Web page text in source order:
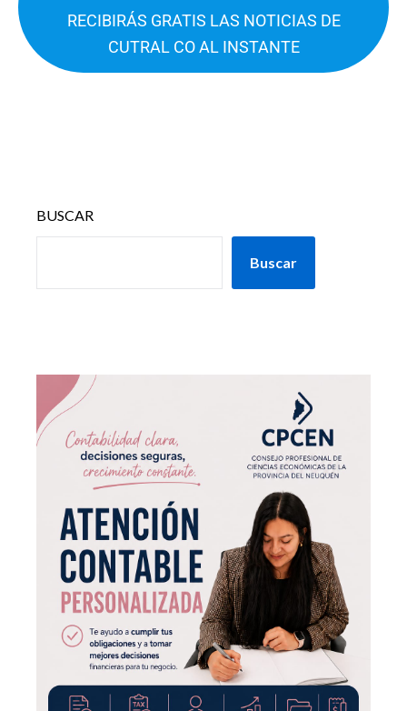
RECIBIRÁS GRATIS LAS NOTICIAS DE
CUTRAL CO AL INSTANTE
BUSCAR
Buscar